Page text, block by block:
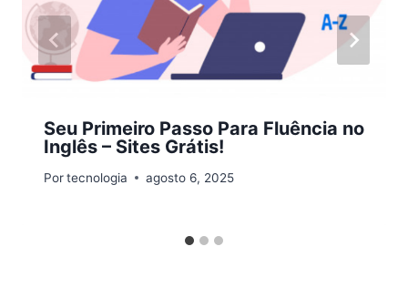
Seu Primeiro Passo Para Fluência no
Inglês – Sites Grátis!
Portecnologia agosto 6, 2025